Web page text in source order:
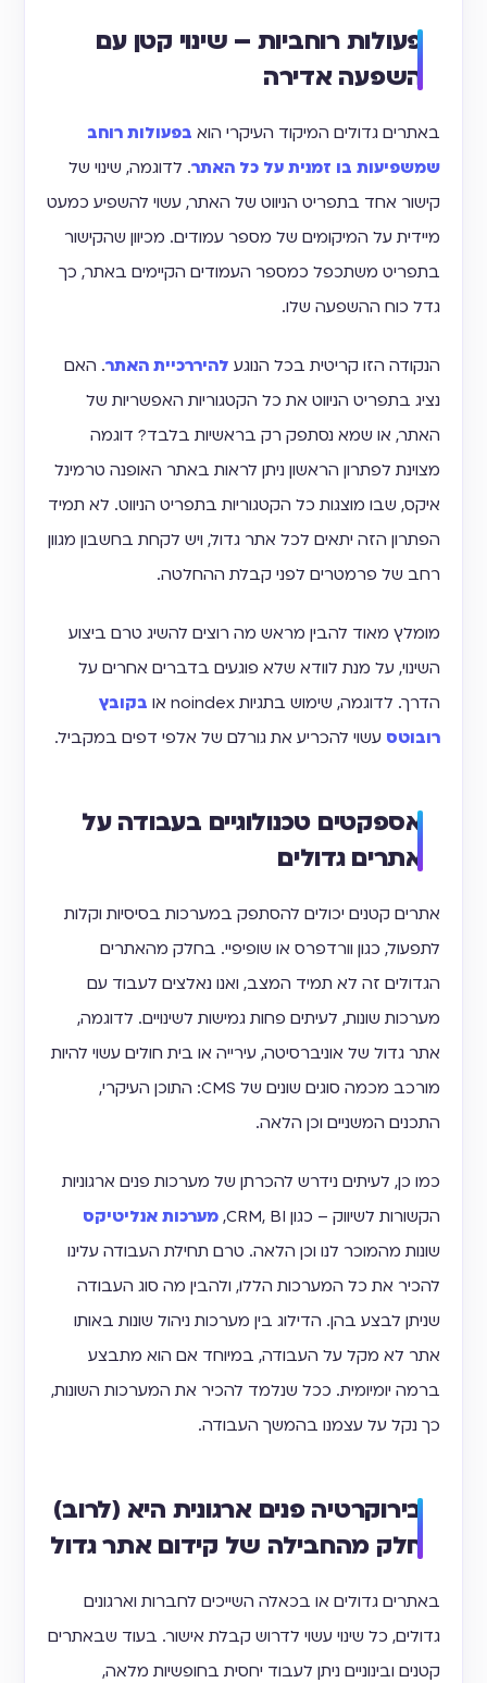
פעולות רוחביות – שינוי קטן עם
השפעה אדירה
באתרים גדולים המיקוד העיקרי הוא בפעולות רוחב
שמשפיעות בו זמנית על כל האתר. לדוגמה, שינוי של
קישור אחד בתפריט הניווט של האתר, עשוי להשפיע כמעט
מיידית על המיקומים של מספר עמודים. מכיוון שהקישור
בתפריט משתכפל כמספר העמודים הקיימים באתר, כך
גדל כוח ההשפעה שלו.
הנקודה הזו קריטית בכל הנוגע להיררכיית האתר. האם
נציג בתפריט הניווט את כל הקטגוריות האפשריות של
האתר, או שמא נסתפק רק בראשיות בלבד? דוגמה
מצוינת לפתרון הראשון ניתן לראות באתר האופנה טרמינל
איקס, שבו מוצגות כל הקטגוריות בתפריט הניווט. לא תמיד
הפתרון הזה יתאים לכל אתר גדול, ויש לקחת בחשבון מגוון
רחב של פרמטרים לפני קבלת ההחלטה.
מומלץ מאוד להבין מראש מה רוצים להשיג טרם ביצוע
השינוי, על מנת לוודא שלא פוגעים בדברים אחרים על
הדרך. לדוגמה, שימוש בתגיות noindex או
בקובץ
רובוטס עשוי להכריע את גורלם של אלפי דפים במקביל.
אספקטים טכנולוגיים בעבודה על
אתרים גדולים
אתרים קטנים יכולים להסתפק במערכות בסיסיות וקלות
לתפעול, כגון וורדפרס או שופיפיי. בחלק מהאתרים
הגדולים זה לא תמיד המצב, ואנו נאלצים לעבוד עם
מערכות שונות, לעיתים פחות גמישות לשינויים. לדוגמה,
אתר גדול של אוניברסיטה, עירייה או בית חולים עשוי להיות
מורכב מכמה סוגים שונים של CMS: התוכן העיקרי,
התכנים המשניים וכן הלאה.
כמו כן, לעיתים נידרש להכרתן של מערכות פנים ארגוניות
הקשורות לשיווק – כגון CRM, BI,
מערכות אנליטיקס
שונות מהמוכר לנו וכן הלאה. טרם תחילת העבודה עלינו
להכיר את כל המערכות הללו, ולהבין מה סוג העבודה
שניתן לבצע בהן. הדילוג בין מערכות ניהול שונות באותו
אתר לא מקל על העבודה, במיוחד אם הוא מתבצע
ברמה יומיומית. ככל שנלמד להכיר את המערכות השונות,
כך נקל על עצמנו בהמשך העבודה.
בירוקרטיה פנים ארגונית היא (לרוב)
חלק מהחבילה של קידום אתר גדול
באתרים גדולים או בכאלה השייכים לחברות וארגונים
גדולים, כל שינוי עשוי לדרוש קבלת אישור. בעוד שבאתרים
קטנים ובינוניים ניתן לעבוד יחסית בחופשיות מלאה,